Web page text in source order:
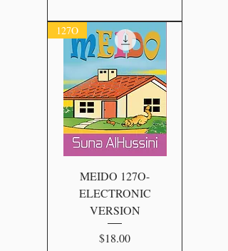
127O
MEIDO 127O-
ELECTRONIC
VERSION
Price
$18.00